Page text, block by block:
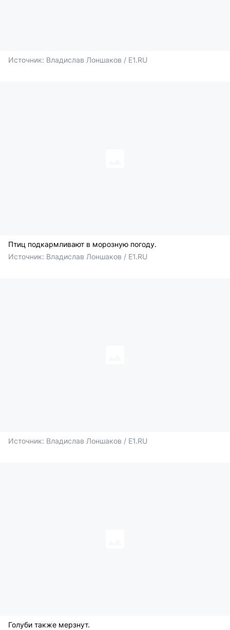
Источник: Владислав Лоншаков / E1.RU
Птиц подкармливают в морозную погоду.
Источник: Владислав Лоншаков / E1.RU
Источник: Владислав Лоншаков / E1.RU
Голуби также мерзнут.